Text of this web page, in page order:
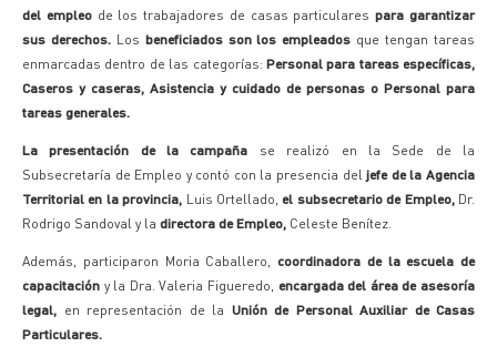
del empleode los trabajadores de casas particularespara garantizar
sus derechos.Los beneficiados son los empleados que tengan tareas
enmarcadas dentro de las categorías: Personal para tareas específicas,
Caseros y caseras, Asistencia y cuidado de personas o Personal para
tareas generales.
La presentación de la campaña se realizó en la Sede de la
Subsecretaría de Empleo y contó con la presencia deljefe de la Agencia
Territorial en la provincia, Luis Ortellado,el subsecretario de Empleo, Dr.
Rodrigo Sandoval y la directora de Empleo, Celeste Benítez.
Además, participaron Moria Caballero, coordinadora de la escuela de
capacitación y la Dra. Valeria Figueredo, encargada del área de asesoría
legal, en representación de la Unión de Personal Auxiliar de Casas
Particulares.